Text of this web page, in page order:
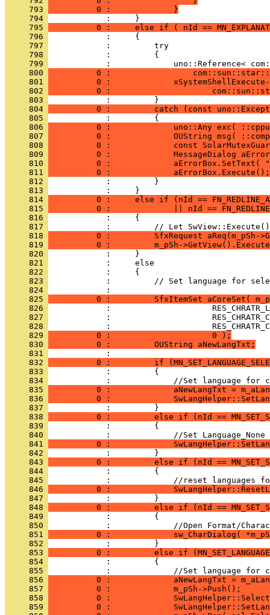
     793
          0 :             }
     794
     795
0 :     else if ( nId ==
     796
     797
     798
     799
     800
0 :
     801
0 :
     802
0 :
     803
     804
0 :         catch (const
     805
     806
0 :             uno::Any exc(
     807
0 :             OUString msg(
     808
0 :             const
     809
0 :             MessageDialog
     810
0 :             aErrorBox.SetText(
     811
          0 :             aErrorBox.Execute();
     812
     813
     814
0 :     else if (nId ==
     815
0 :             || nId ==
     816
     817
     818
0 :         SfxRequest aReq(m_pSh-
     819
0 :         m_pSh-
     820
     821
     822
     823
     824
     825
0 :         SfxItemSet aCoreSet(
     826
     827
     828
     829
          0 :                     0 );
     830
          0 :         OUString aNewLangTxt;
     831
     832
0 :         if
     833
     834
     835
0 :             aNewLangTxt =
     836
0 :
     837
     838
0 :         else if (nId ==
     839
     840
     841
0 :
     842
     843
0 :         else if (nId ==
     844
     845
     846
0 :
     847
     848
0 :         else if (nId ==
     849
     850
     851
0 :             sw_CharDialog(
     852
     853
0 :         else if
     854
     855
     856
0 :             aNewLangTxt =
     857
0 :             m_pSh->Push();
     858
0 :
     859
0 :